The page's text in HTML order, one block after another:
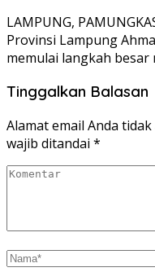
LAMPUNG,
Provinsi Lampung
memulai langkah
Tinggalkan Balasan
Alamat email Anda
wajib ditandai *